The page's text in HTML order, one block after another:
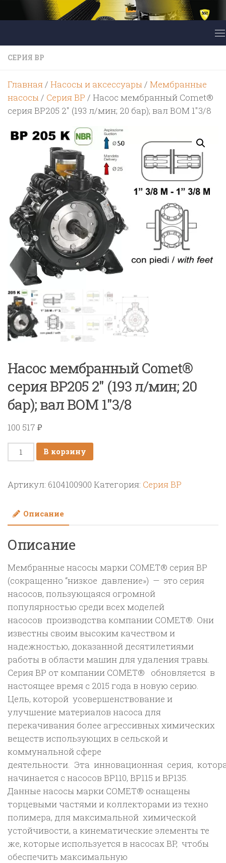
Перейти к содержимому
CЕРИЯ BP
Главная/ Насосы и аксессуары/ Мембранные
насосы/ Cерия BP / Насос мембранный Comet®
серия BP205 2″ (193 л/мин; 20 бар); вал ВОМ 1″3/8
Насос мембранный Comet®
серия BP205 2″ (193 л/мин; 20
бар); вал ВОМ 1″3/8
100 517 ₽
Количество
товара
мембранный
серия
BP205
2"
л/
мин;
20
бар);
вал
ВОМ
1"3/8
В корзину
Артикул: 6104100900 Категория: Cерия BP
Описание
Описание
Мембранные насосы марки COMET® серия BP
(сокращенно “низкое давление») — это серия
насосов, пользующаяся огромной
популярностью среди всех моделей
насосов производства компании COMET®. Они
известны своим высоким качеством и
надежностью, доказанной десятилетиями
работы в области машин для удаления травы.
Серия ВР от компании COMET® обновляется в
настоящее время с 2015 года в новую серию.
Цель, которой усовершенствование и
улучшение материалов насоса для
перекачивания более агрессивных химических
веществ использующих в сельской и
коммунальной сфере
деятельности. Эта инновационная серия,
начинается с насосов BP110, BP115 и BP135.
Данные насосы марки COMET® оснащены
торцевыми частями и коллекторами из техно
полимера, для максимальной химической
устойчивости, а кинематические элементы те
же, которые используется в насосах BP, чтобы
обеспечить максимальную